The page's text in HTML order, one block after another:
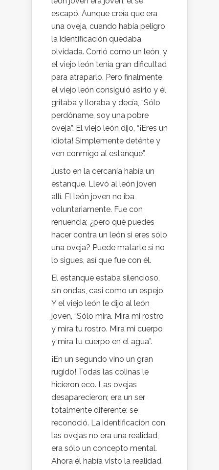
escapó. Aunque creía que era
una oveja, cuando había peligro
la identificación quedaba
olvidada. Corrió como un león, y
el viejo león tenía gran dificultad
para atraparlo. Pero finalmente
el viejo león consiguió asirlo y él
gritaba y lloraba y decía, “Sólo
perdóname, soy una pobre
oveja”. El viejo león dijo, “¡Eres un
idiota! Simplemente deténte y
ven conmigo al estanque”.
Justo en la cercanía había un
estanque. Llevó al león joven
allí. El león joven no iba
voluntariamente. Fue con
renuencia; ¿pero qué puedes
hacer contra un león si eres sólo
una oveja? Puede matarte si no
lo sigues, así que fue con él.
El estanque estaba silencioso,
sin ondas, casi como un espejo.
Y el viejo león le dijo al león
joven, “Sólo mira. Mira mi rostro
y mira tu rostro. Mira mi cuerpo
y mira tu cuerpo en el agua”.
¡En un segundo vino un gran
rugido! Todas las colinas le
hicieron eco. Las ovejas
desaparecieron; era un ser
totalmente diferente: se
reconoció. La identificación con
las ovejas no era una realidad,
era sólo un concepto mental.
Ahora él había visto la realidad.